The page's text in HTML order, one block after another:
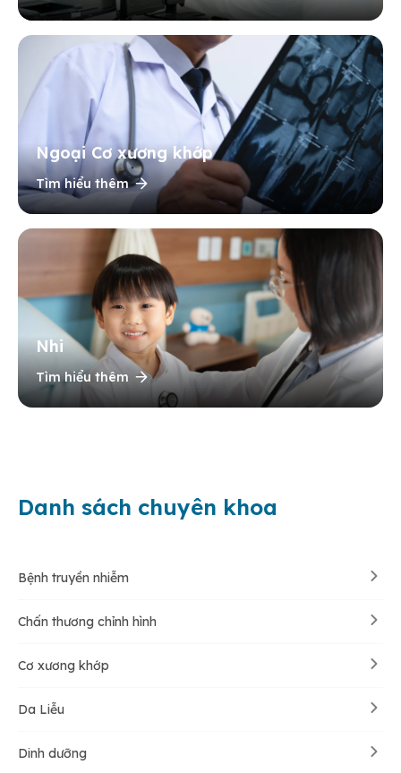
Ngoại Cơ xương khớp
Tìm hiểu thêm
Nhi
Tìm hiểu thêm
Danh sách chuyên khoa
Bệnh truyền nhiễm
Chấn thương chỉnh hình
Cơ xương khớp
Da Liễu
Dinh dưỡng